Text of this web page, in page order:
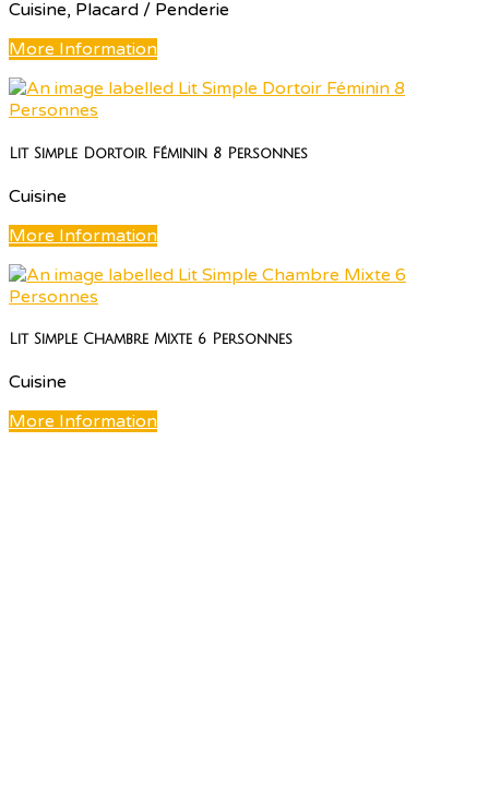
Cuisine, Placard / Penderie
More Information
Lit Simple Dortoir Féminin 8 Personnes
Cuisine
More Information
Lit Simple Chambre Mixte 6 Personnes
Cuisine
More Information